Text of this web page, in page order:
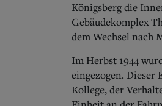
Königsberg die
Gebäudekomplex
dem Wechsel nach
Im Herbst 1944
eingezogen. Dieser
Kollege, der